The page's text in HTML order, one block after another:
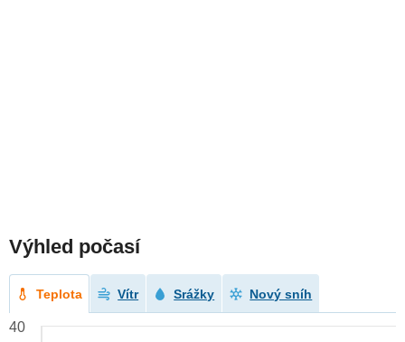
Výhled počasí
Teplota Vítr Srážky Nový sníh
40